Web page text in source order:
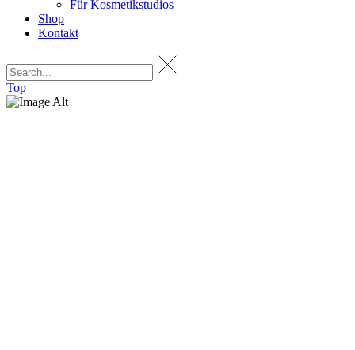
Für Kosmetikstudios
Shop
Kontakt
Top